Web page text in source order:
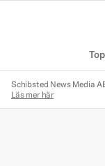
Schibsted News Media
Läs mer här